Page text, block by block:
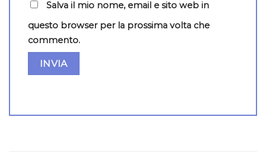
Salva il mio nome, email e sito web in
questo browser per la prossima volta che
commento.